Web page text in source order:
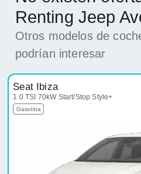
Renting Jeep
Otros modelos de
podrían interesar
Seat Ibiza
1.0 TSI 70kW Start/Stop Style+
Gasolina